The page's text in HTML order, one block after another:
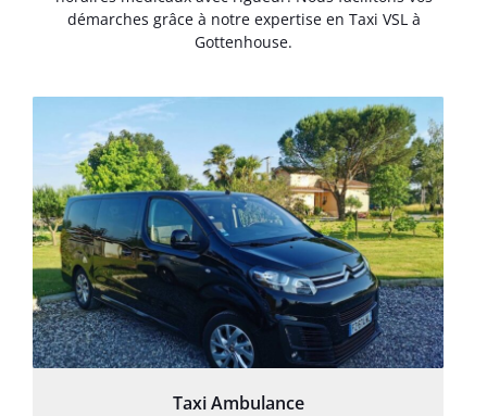
démarches grâce à notre expertise en Taxi VSL à
Gottenhouse.
Taxi Ambulance